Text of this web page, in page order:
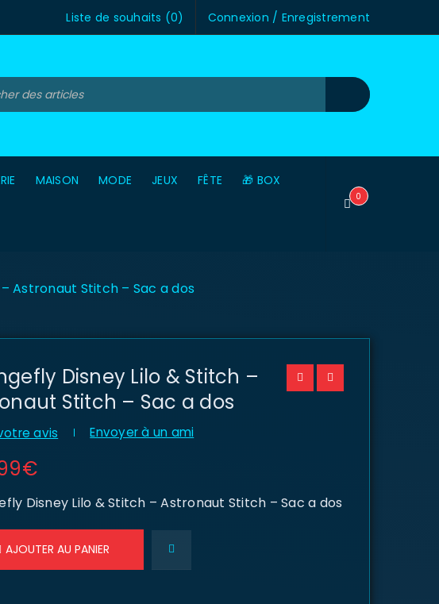
Connexion / Enregistrement
Liste de souhaits (0)
MAISON MODE JEUX FÊTE 🎁 BOX
0
Astronaut Stitch – Sac a dos
Disney Lilo & Stitch –
Stitch – Sac a dos
avis Envoyer à un ami
€
Disney Lilo & Stitch – Astronaut Stitch – Sac a dos
AJOUTER AU PANIER